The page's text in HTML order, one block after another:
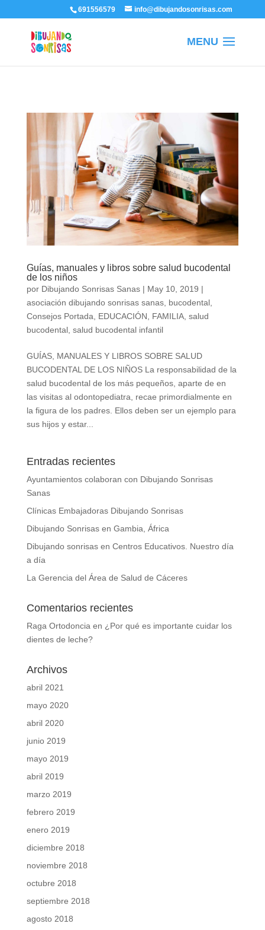
691556579 info@dibujandosonrisas.com
Guías, manuales y libros sobre salud bucodental
de los niños
por Dibujando Sonrisas Sanas| May 10, 2019 |
asociación dibujando sonrisas sanas, bucodental,
Consejos Portada
EDUCACIÓN FAMILIA, salud
bucodental, salud bucodental infantil
GUÍAS, MANUALES Y LIBROS SOBRE SALUD
BUCODENTAL DE LOS NIÑOS La responsabilidad de la
salud bucodental de los más pequeños, aparte de en
las visitas al odontopediatra, recae primordialmente en
la figura de los padres. Ellos deben ser un ejemplo para
sus hijos y estar...
Entradas recientes
Ayuntamientos colaboran con Dibujando Sonrisas
Sanas
Clínicas Embajadoras Dibujando Sonrisas
Dibujando Sonrisas en Gambia, África
Dibujando sonrisas en Centros Educativos. Nuestro día
a día
La Gerencia del Área de Salud de Cáceres
Comentarios recientes
Raga Ortodoncia en ¿Por qué es importante cuidar los
dientes de leche?
Archivos
abril 2021
mayo 2020
abril 2020
junio 2019
mayo 2019
abril 2019
marzo 2019
febrero 2019
enero 2019
diciembre 2018
noviembre 2018
octubre 2018
septiembre 2018
agosto 2018